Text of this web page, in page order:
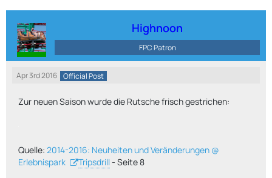
Highnoon
FPC Patron
Apr 3rd 2016 Official Post
Zur neuen Saison wurde die Rutsche frisch gestrichen:
Quelle: 2014-2016: Neuheiten und Veränderungen @
Erlebnispark
Tripsdrill- Seite 8